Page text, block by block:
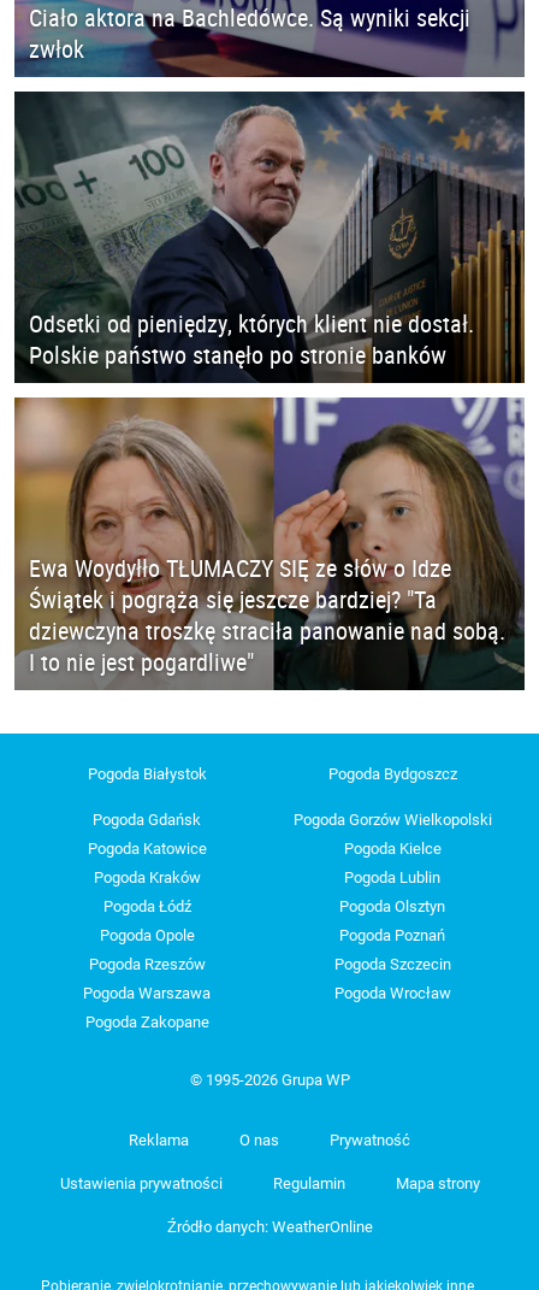
Ciało aktora na Bachledówce. Są wyniki sekcji
zwłok
Odsetki od pieniędzy, których klient nie dostał.
Polskie państwo stanęło po stronie banków
Ewa Woydyłło TŁUMACZY SIĘ ze słów o Idze
Świątek i pogrąża się jeszcze bardziej? "Ta
dziewczyna troszkę straciła panowanie nad sobą.
I to nie jest pogardliwe"
Pogoda Białystok Pogoda Bydgoszcz
Pogoda Gdańsk
Pogoda Gorzów Wielkopolski
Pogoda Katowice
Pogoda Kielce
Pogoda Kraków
Pogoda Lublin
Pogoda Łódź
Pogoda Olsztyn
Pogoda Opole
Pogoda Poznań
Pogoda Rzeszów
Pogoda Szczecin
Pogoda Warszawa
Pogoda Wrocław
Pogoda Zakopane
© 1995-2026 Grupa WP
Reklama O nas Prywatność
Ustawienia prywatności Regulamin Mapa strony
Źródło danych: WeatherOnline
Pobieranie, zwielokrotnianie, przechowywanie lub jakiekolwiek inne